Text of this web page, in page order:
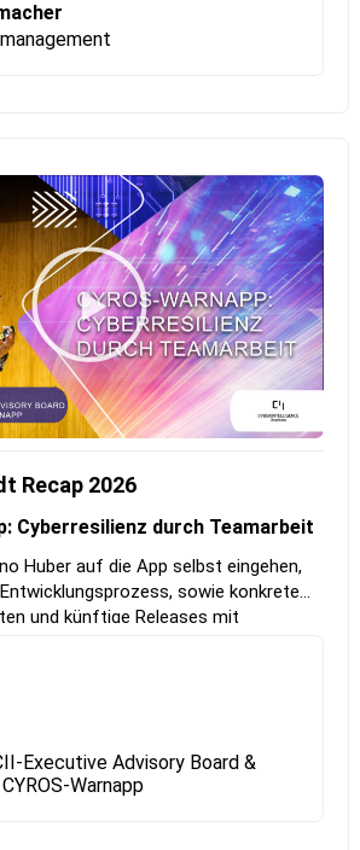
Recap 2026
Cyberresilienz durch Teamarbeit
Huber auf die App selbst eingehen,
sowie konkrete
und künftige Releases mit
Executive Advisory Board &
Warnapp